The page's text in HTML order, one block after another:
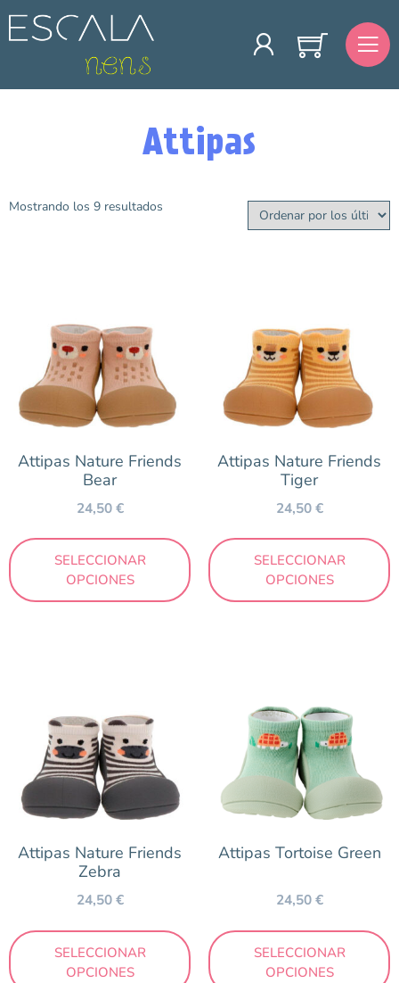
Attipas
Color
Amarillo
Estampado
Naranja
Negro
Marca
Attipas
Temporada
Primavera/Verano
Mostrando los 9 resultados
Attipas Nature Friends
Bear
24,50€
SELECCIONAR
OPCIONES
Attipas Nature Friends
Tiger
24,50€
SELECCIONAR
OPCIONES
Attipas Nature Friends
Zebra
24,50€
SELECCIONAR
OPCIONES
Attipas Tortoise Green
24,50€
SELECCIONAR
OPCIONES